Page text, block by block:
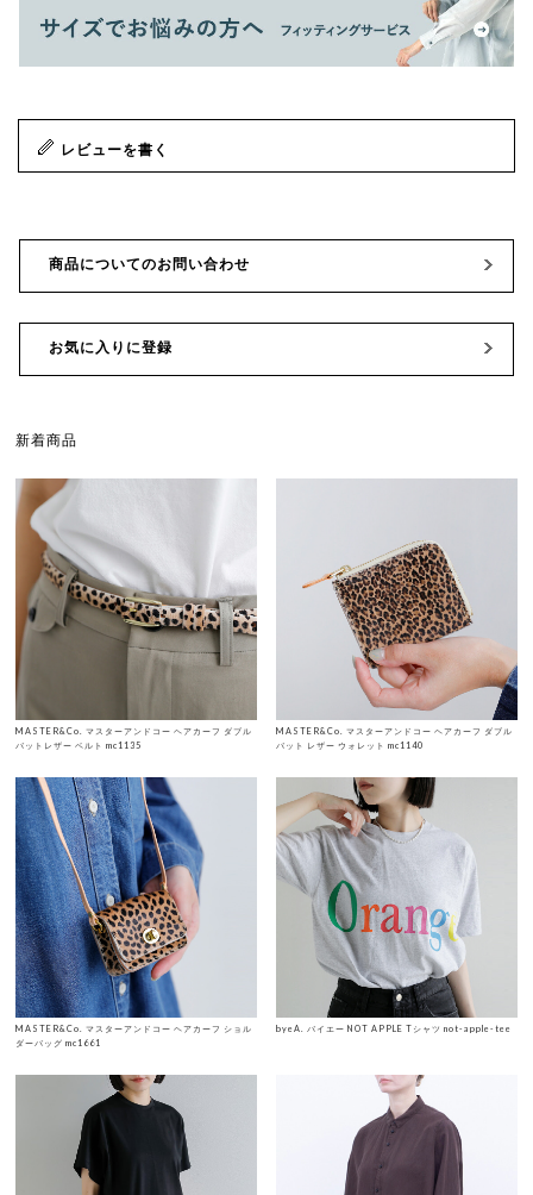
レビューを書く
商品についてのお問い合わせ
お気に入りに登録
新着商品
MASTER&Co. マスターアンドコー ヘアカーフ ダブル
バットレザー ベルト mc1135
MASTER&Co. マスターアンドコー ヘアカーフ ダブル
バット レザー ウォレット mc1140
MASTER&Co. マスターアンドコー ヘアカーフ ショル
ダーバッグ mc1661
byeA. バイエー NOT APPLE Tシャツ not-apple-tee